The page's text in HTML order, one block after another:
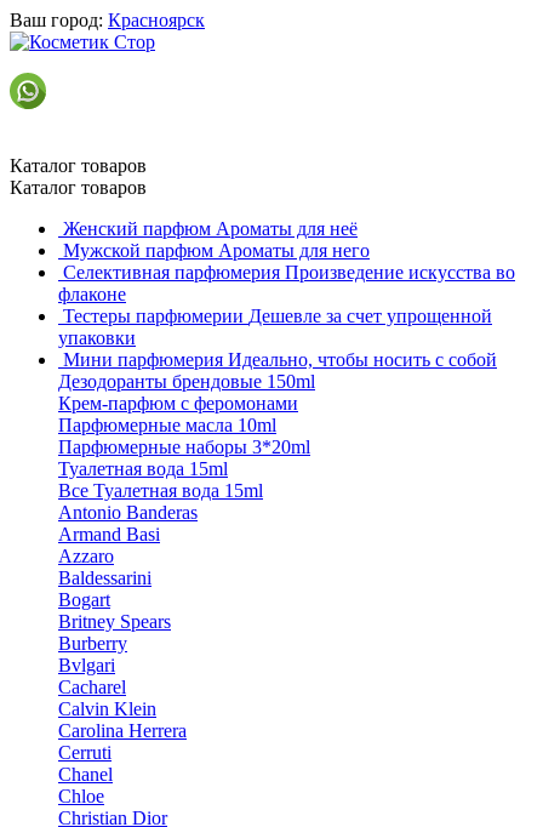
Ваш город: Красноярск
Каталог товаров
Каталог товаров
Женский парфюм Ароматы для неё
Мужской парфюм Ароматы для него
Селективная парфюмерия Произведение искусства во
флаконе
Тестеры парфюмерии Дешевле за счет упрощенной
упаковки
Мини парфюмерия Идеально, чтобы носить с собой
Дезодоранты брендовые 150ml
Крем-парфюм с феромонами
Парфюмерные масла 10ml
Парфюмерные наборы 3*20ml
Туалетная вода 15ml
Все Туалетная вода 15ml
Antonio Banderas
Armand Basi
Azzaro
Baldessarini
Bogart
Britney Spears
Burberry
Bvlgari
Cacharel
Calvin Klein
Carolina Herrera
Cerruti
Chanel
Chloe
Christian Dior